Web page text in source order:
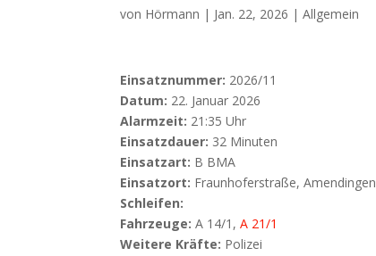
von Hörmann | Jan. 22, 2026 | Allgemein
Einsatznummer: 2026/11
Datum: 22. Januar 2026
Alarmzeit: 21:35 Uhr
Einsatzdauer: 32 Minuten
Einsatzart: B BMA
Einsatzort: Fraunhoferstraße, Amendingen
Schleifen:
Fahrzeuge: A 14/1,A 21/1
Weitere Kräfte: Polizei